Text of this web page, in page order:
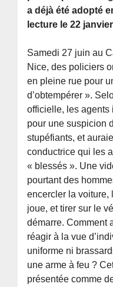
a déjà été adopté
lecture le 22
Samedi 27 juin au
Nice, des policiers
en pleine rue pour
d’obtempérer ».
officielle, les agents
pour une suspicion
stupéfiants, et
conductrice qui les
« blessés ». Une
pourtant des
encercler la voiture,
joue, et tirer sur le
démarre. Comment
réagir à la vue
uniforme ni
une arme à feu ?
présentée comme